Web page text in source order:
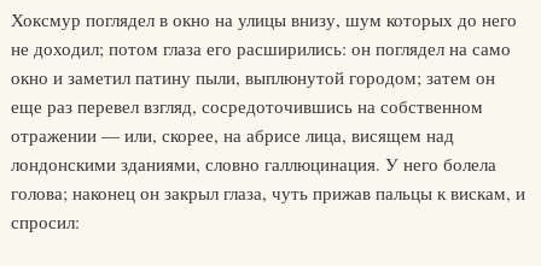
Хоксмур поглядел в окно на улицы внизу, шум которых до него
не доходил; потом глаза его расширились: он поглядел на само
окно и заметил патину пыли, выплюнутой городом; затем он
еще раз перевел взгляд, сосредоточившись на собственном
отражении — или, скорее, на абрисе лица, висящем над
лондонскими зданиями, словно галлюцинация. У него болела
голова; наконец он закрыл глаза, чуть прижав пальцы к вискам, и
спросил: